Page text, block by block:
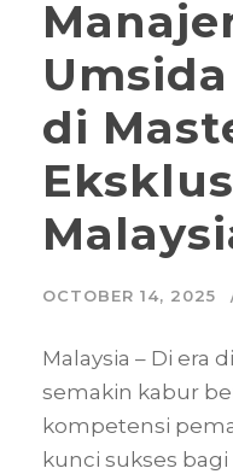
di
OCTOBER 14, 2025
Malaysia – Di era
semakin kabur
kompetensi
kunci sukses